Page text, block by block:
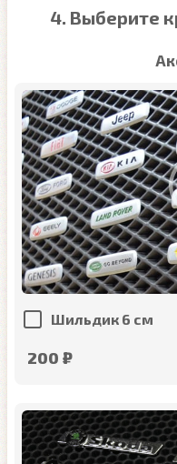
4. Выберите
Шильдик 6 см
200 ₽